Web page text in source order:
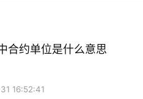
少了风险敞口，选择暂时
门对贵金属市场的监管力
合约单位是什么意思
16:52:41